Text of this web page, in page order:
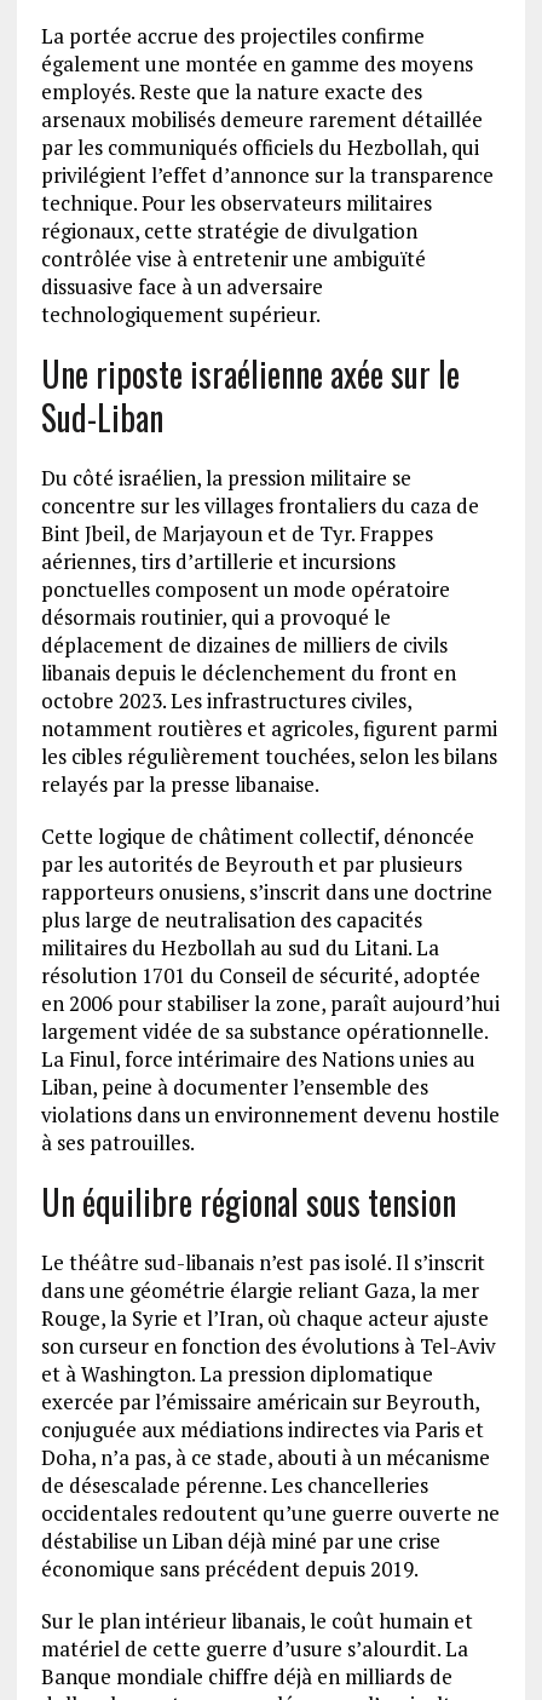
La portée accrue des projectiles confirme
également une montée en gamme des moyens
employés. Reste que la nature exacte des
arsenaux mobilisés demeure rarement détaillée
par les communiqués officiels du Hezbollah, qui
privilégient l’effet d’annonce sur la transparence
technique. Pour les observateurs militaires
régionaux, cette stratégie de divulgation
contrôlée vise à entretenir une ambiguïté
dissuasive face à un adversaire
technologiquement supérieur.
Une riposte israélienne axée sur le
Sud-Liban
Du côté israélien, la pression militaire se
concentre sur les villages frontaliers du caza de
Bint Jbeil, de Marjayoun et de Tyr. Frappes
aériennes, tirs d’artillerie et incursions
ponctuelles composent un mode opératoire
désormais routinier, qui a provoqué le
déplacement de dizaines de milliers de civils
libanais depuis le déclenchement du front en
octobre 2023. Les infrastructures civiles,
notamment routières et agricoles, figurent parmi
les cibles régulièrement touchées, selon les bilans
relayés par la presse libanaise.
Cette logique de châtiment collectif, dénoncée
par les autorités de Beyrouth et par plusieurs
rapporteurs onusiens, s’inscrit dans une doctrine
plus large de neutralisation des capacités
militaires du Hezbollah au sud du Litani. La
résolution 1701 du Conseil de sécurité, adoptée
en 2006 pour stabiliser la zone, paraît aujourd’hui
largement vidée de sa substance opérationnelle.
La Finul, force intérimaire des Nations unies au
Liban, peine à documenter l’ensemble des
violations dans un environnement devenu hostile
à ses patrouilles.
Un équilibre régional sous tension
Le théâtre sud-libanais n’est pas isolé. Il s’inscrit
dans une géométrie élargie reliant Gaza, la mer
Rouge, la Syrie et l’Iran, où chaque acteur ajuste
son curseur en fonction des évolutions à Tel-Aviv
et à Washington. La pression diplomatique
exercée par l’émissaire américain sur Beyrouth,
conjuguée aux médiations indirectes via Paris et
Doha, n’a pas, à ce stade, abouti à un mécanisme
de désescalade pérenne. Les chancelleries
occidentales redoutent qu’une guerre ouverte ne
déstabilise un Liban déjà miné par une crise
économique sans précédent depuis 2019.
Sur le plan intérieur libanais, le coût humain et
matériel de cette guerre d’usure s’alourdit. La
Banque mondiale chiffre déjà en milliards de